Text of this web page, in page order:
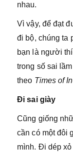
nhau.
Vì vậy, để đạt
đi bộ, chúng ta
bạn là người
trong số sai
theo Times of
Đi sai giày
Cũng giống
cần có một đôi
mình. Đi dép